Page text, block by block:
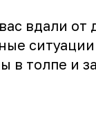
вдали от
в толпе и